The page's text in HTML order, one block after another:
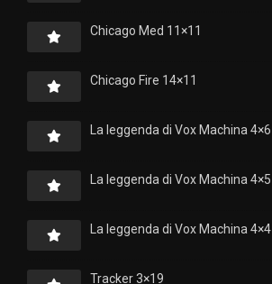
Chicago Med 11×11
Chicago Fire 14×11
La leggenda di Vox Machina 4×6
La leggenda di Vox Machina 4×5
La leggenda di Vox Machina 4×4
Tracker 3×19